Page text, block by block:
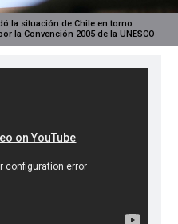
la situación de Chile en torno
la Convención 2005 de la UNESCO